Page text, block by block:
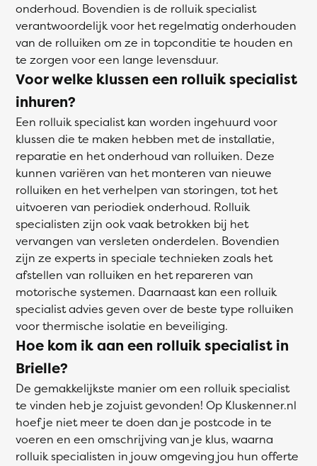
onderhoud. Bovendien is de rolluik specialist
verantwoordelijk voor het regelmatig onderhouden
van de rolluiken om ze in topconditie te houden en
te zorgen voor een lange levensduur.
Voor welke klussen een rolluik specialist
inhuren?
Een rolluik specialist kan worden ingehuurd voor
klussen die te maken hebben met de installatie,
reparatie en het onderhoud van rolluiken. Deze
kunnen variëren van het monteren van nieuwe
rolluiken en het verhelpen van storingen, tot het
uitvoeren van periodiek onderhoud. Rolluik
specialisten zijn ook vaak betrokken bij het
vervangen van versleten onderdelen. Bovendien
zijn ze experts in speciale technieken zoals het
afstellen van rolluiken en het repareren van
motorische systemen. Daarnaast kan een rolluik
specialist advies geven over de beste type rolluiken
voor thermische isolatie en beveiliging.
Hoe kom ik aan een rolluik specialist in
Brielle?
De gemakkelijkste manier om een rolluik specialist
te vinden heb je zojuist gevonden! Op Kluskenner.nl
hoef je niet meer te doen dan je postcode in te
voeren en een omschrijving van je klus, waarna
rolluik specialisten in jouw omgeving jou hun offerte